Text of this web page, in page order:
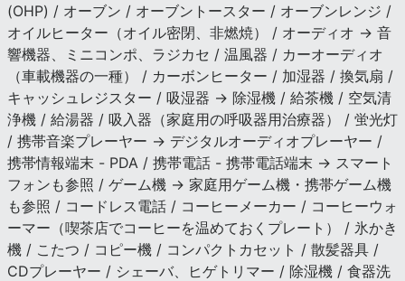
(OHP) / オーブン / オーブントースター / オーブンレンジ /
オイルヒーター（オイル密閉、非燃焼） / オーディオ → 音
響機器、ミニコンポ、ラジカセ / 温風器 / カーオーディオ
（車載機器の一種） / カーボンヒーター / 加湿器 / 換気扇 /
キャッシュレジスター / 吸湿器 → 除湿機 / 給茶機 / 空気清
浄機 / 給湯器 / 吸入器（家庭用の呼吸器用治療器） / 蛍光灯
/ 携帯音楽プレーヤー → デジタルオーディオプレーヤー /
携帯情報端末 - PDA / 携帯電話 - 携帯電話端末 → スマート
フォンも参照 / ゲーム機 → 家庭用ゲーム機・携帯ゲーム機
も参照 / コードレス電話 / コーヒーメーカー / コーヒーウォ
ーマー（喫茶店でコーヒーを温めておくプレート） / 氷かき
機 / こたつ / コピー機 / コンパクトカセット / 散髪器具 /
CDプレーヤー / シェーバ、ヒゲトリマー / 除湿機 / 食器洗